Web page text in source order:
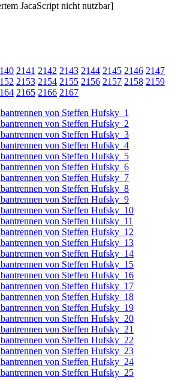
JacaScript nicht nutzbar]
2141 2142 2143 2144 2145 2146 2147
2153 2154 2155 2156 2157 2158 2159
2165 2166 2167